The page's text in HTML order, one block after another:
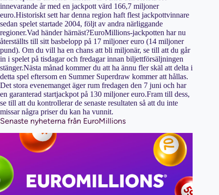
innevarande år med en jackpott värd 166,7 miljoner
euro.Historiskt sett har denna region haft flest jackpottvinnare
sedan spelet startade 2004, följt av andra närliggande
regioner.Vad händer härnäst?EuroMillions-jackpotten har nu
återställts till sitt basbelopp på 17 miljoner euro (14 miljoner
pund). Om du vill ha en chans att bli miljonär, se till att du går
in i spelet på tisdagar och fredagar innan biljettförsäljningen
stänger.Nästa månad kommer du att ha ännu fler skäl att delta i
detta spel eftersom en Summer Superdraw kommer att hållas.
Det stora evenemanget äger rum fredagen den 7 juni och har
en garanterad startjackpot på 130 miljoner euro.Fram till dess,
se till att du kontrollerar de senaste resultaten så att du inte
missar några priser du kan ha vunnit.
Senaste nyheterna från EuroMillions